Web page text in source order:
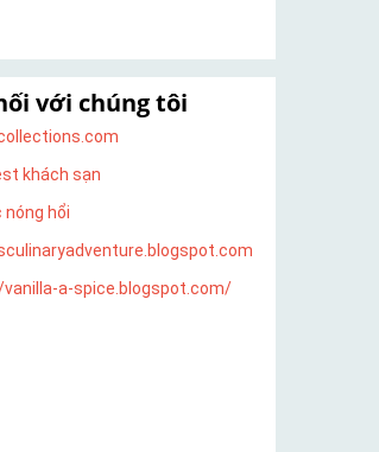
với chúng tôi
khách sạn
hổi
a-spice.blogspot.com/